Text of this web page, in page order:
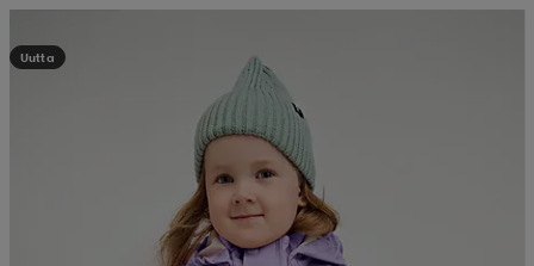
Uutta